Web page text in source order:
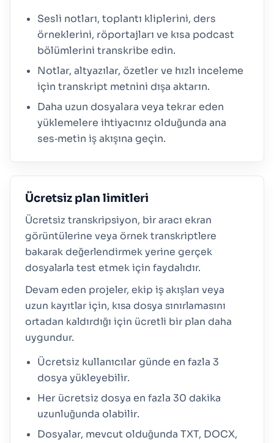
Sesli notları, toplantı kliplerini, ders
örneklerini, röportajları ve kısa podcast
bölümlerini transkribe edin.
Notlar, altyazılar, özetler ve hızlı inceleme
için transkript metnini dışa aktarın.
Daha uzun dosyalara veya tekrar eden
yüklemelere ihtiyacınız olduğunda ana
ses‑metin iş akışına geçin.
Ücretsiz plan limitleri
Ücretsiz transkripsiyon, bir aracı ekran
görüntülerine veya örnek transkriptlere
bakarak değerlendirmek yerine gerçek
dosyalarla test etmek için faydalıdır.
Devam eden projeler, ekip iş akışları veya
uzun kayıtlar için, kısa dosya sınırlamasını
ortadan kaldırdığı için ücretli bir plan daha
uygundur.
Ücretsiz kullanıcılar günde en fazla 3
dosya yükleyebilir.
Her ücretsiz dosya en fazla 30 dakika
uzunluğunda olabilir.
Dosyalar, mevcut olduğunda TXT, DOCX,